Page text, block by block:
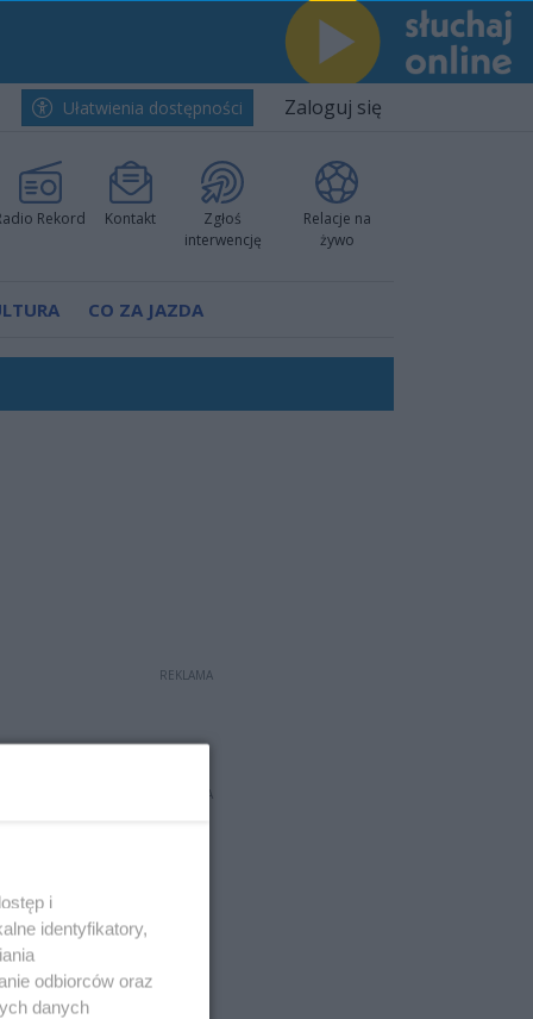
Ułatwienia dostępności Zaloguj się
Rekord Kontakt
Zgłoś
interwencję
Relacje na
żywo
CO ZA JAZDA
REKLAMA
REKLAMA
i
identyfikatory,
odbiorców oraz
danych